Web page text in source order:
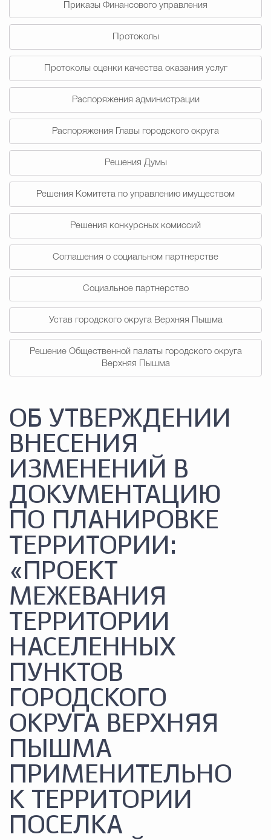
Счётная палата Городского
Гостям Городского
Общественная
Градостроительство и
Государственные организации
Приказы Финансового управления
Протоколы
Протоколы оценки качества оказания услуг
Распоряжения администрации
Распоряжения Главы городского округа
Решения Думы
Решения Комитета по управлению имуществом
Решения конкурсных комиссий
Соглашения о социальном партнерстве
Социальное партнерство
Устав городского округа Верхняя Пышма
Решение Общественной палаты городского округа
Верхняя Пышма
ОБ УТВЕРЖДЕНИИ
ВНЕСЕНИЯ
ИЗМЕНЕНИЙ В
ДОКУМЕНТАЦИЮ
ПО ПЛАНИРОВКЕ
ТЕРРИТОРИИ:
«ПРОЕКТ
МЕЖЕВАНИЯ
ТЕРРИТОРИИ
НАСЕЛЕННЫХ
ПУНКТОВ
ГОРОДСКОГО
ОКРУГА ВЕРХНЯЯ
ПЫШМА
ПРИМЕНИТЕЛЬНО
К ТЕРРИТОРИИ
ПОСЕЛКА